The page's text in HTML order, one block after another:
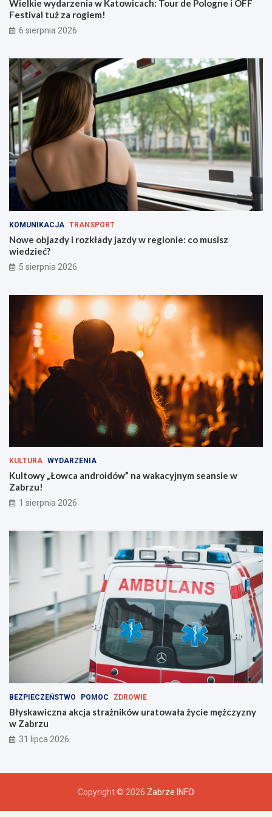
w
i
c
a
h
:
T
o
u
r
d
e
P
o
l
o
n
e
O
F
F
v
u
ż
z
i
e
m
!
z
d
y
w
e
g
i
o
n
i
e
:
c
o
m
u
i
s
w
i
e
?
Wielkie wydarzenia w Katowicach: Tour de Pologne i OFF
Festival tuż za rogiem!
6 sierpnia 2026
KOMUNIKACJA TRANSPORT
Nowe objazdy i rozkłady jazdy w regionie: co musisz
wiedzieć?
5 sierpnia 2026
KULTURA WYDARZENIA
Kultowy „Łowca androidów” na wakacyjnym seansie w
Zabrzu!
1 sierpnia 2026
BEZPIECZEŃSTWO POMOC ZDROWIE
Błyskawiczna akcja strażników uratowała życie mężczyzny
w Zabrzu
31 lipca 2026
Copyright © 2026 Zabrze INFO